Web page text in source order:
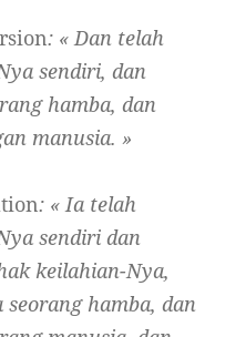
: « Dan telah
sendiri, dan
hamba, dan
manusia. »
: « Ia telah
sendiri dan
keilahian-Nya,
hamba, dan